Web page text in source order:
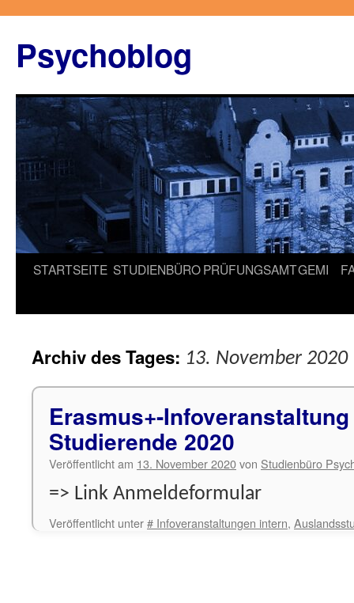
springen
Psychoblog
STARTSEITE STUDIENBÜROPRÜFUNGSAMTGEMI
Archiv des Tages: 13. November 2020
Erasmus+-
Studierende 2020
Veröffentlicht am 13. November 2020von Studienbüro
=> Link Anmeldeformular
Veröffentlicht unter# Infoveranstaltungen intern,